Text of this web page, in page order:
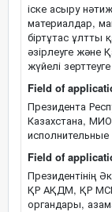
іске асыру
материалдар,
біртұтас ұлтты
әзірлеуге және
жүйелі
Field of
Президента
Казахстана,
Field of
Президентінің
ҚР АҚДМ, ҚР
органдары,